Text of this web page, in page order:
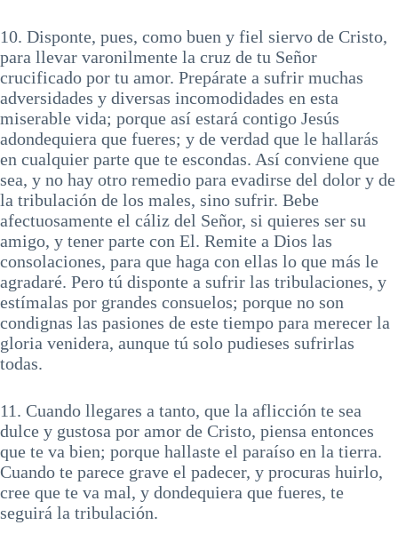
10. Disponte, pues, como buen y fiel siervo de Cristo,
para llevar varonilmente la cruz de tu Señor
crucificado por tu amor. Prepárate a sufrir muchas
adversidades y diversas incomodidades en esta
miserable vida; porque así estará contigo Jesús
adondequiera que fueres; y de verdad que le hallarás
en cualquier parte que te escondas. Así conviene que
sea, y no hay otro remedio para evadirse del dolor y de
la tribulación de los males, sino sufrir. Bebe
afectuosamente el cáliz del Señor, si quieres ser su
amigo, y tener parte con El. Remite a Dios las
consolaciones, para que haga con ellas lo que más le
agradaré. Pero tú disponte a sufrir las tribulaciones, y
estímalas por grandes consuelos; porque no son
condignas las pasiones de este tiempo para merecer la
gloria venidera, aunque tú solo pudieses sufrirlas
todas.
11. Cuando llegares a tanto, que la aflicción te sea
dulce y gustosa por amor de Cristo, piensa entonces
que te va bien; porque hallaste el paraíso en la tierra.
Cuando te parece grave el padecer, y procuras huirlo,
cree que te va mal, y dondequiera que fueres, te
seguirá la tribulación.